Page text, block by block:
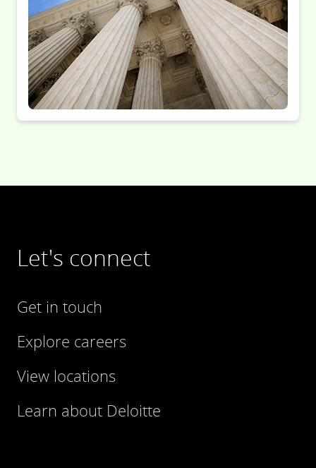
Let's connect
Get in touch
Explore careers
View locations
Learn about Deloitte